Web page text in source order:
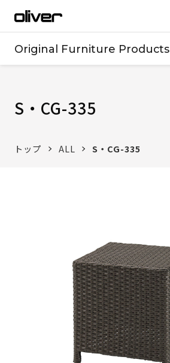
Original Furniture Products
S・CG-335
トップ ALL S・CG-335